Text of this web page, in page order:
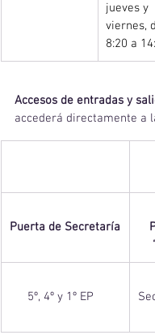
jueves y
viernes,
8:20 a
Accesos de entradas y
accederá directamente a
Puerta de Secretaría
5º, 4º y 1º EP